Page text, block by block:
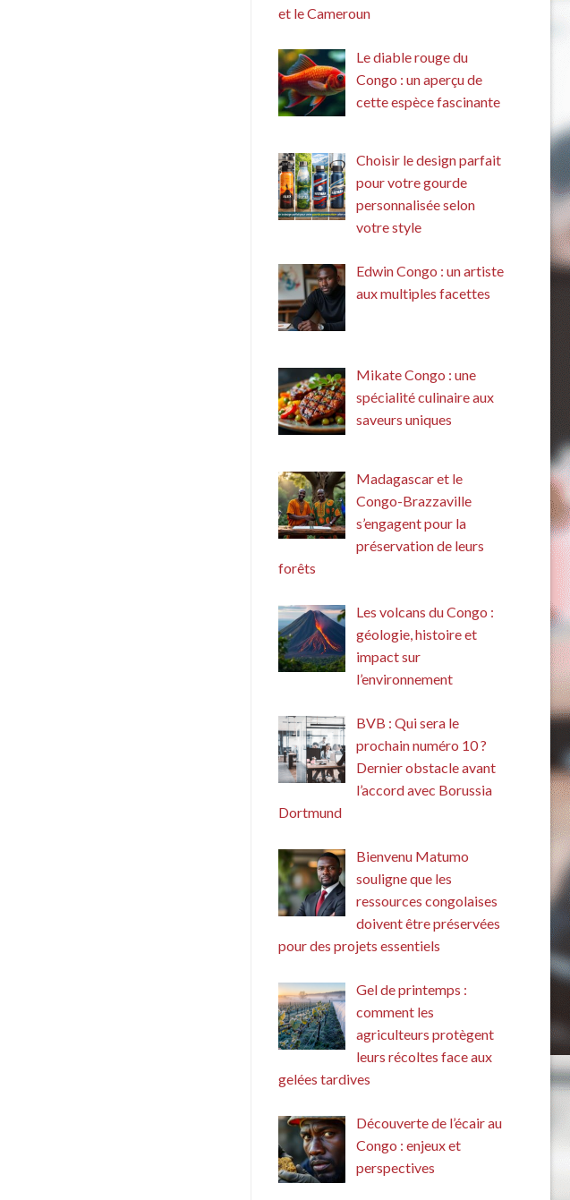
et le Cameroun
Le diable rouge du
Congo : un aperçu de
cette espèce fascinante
Choisir le design parfait
pour votre gourde
personnalisée selon
votre style
Edwin Congo : un artiste
aux multiples facettes
Mikate Congo : une
spécialité culinaire aux
saveurs uniques
Madagascar et le
Congo-Brazzaville
s’engagent pour la
préservation de leurs
forêts
Les volcans du Congo :
géologie, histoire et
impact sur
l’environnement
BVB : Qui sera le
prochain numéro 10 ?
Dernier obstacle avant
l’accord avec Borussia
Dortmund
Bienvenu Matumo
souligne que les
ressources congolaises
doivent être préservées
pour des projets essentiels
Gel de printemps :
comment les
agriculteurs protègent
leurs récoltes face aux
gelées tardives
Découverte de l’écair au
Congo : enjeux et
perspectives